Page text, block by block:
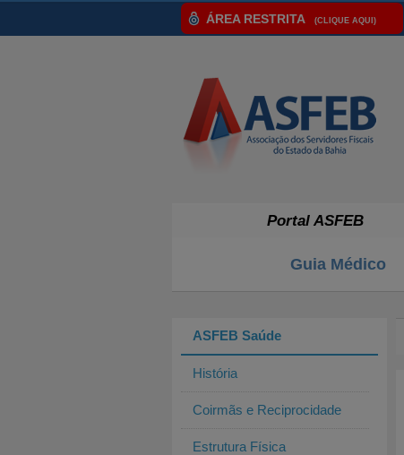
ÁREA RESTRITA (CLIQUE AQUI)
Portal ASFEB
Guia Médico
ASFEB Saúde
História
Coirmãs e Reciprocidade
Estrutura Física